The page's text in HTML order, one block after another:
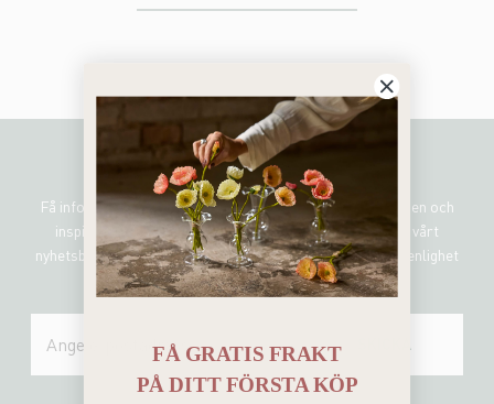
Sign me up!
Få information om de senaste nyheterna, unika erbjudanden och
inspirerande uppdateringar genom att prenumerera på vårt
nyhetsbrev. Mr Plant hanterar all personlig information i enlighet
med vår integritetspolicy.
FÅ GRATIS FRAKT
PÅDITT FÖRSTA KÖP